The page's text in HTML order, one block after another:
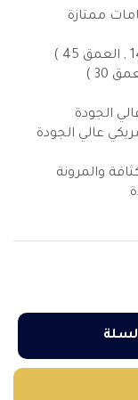
ممتازة
الجودة
عالي الجودة
والمرونة